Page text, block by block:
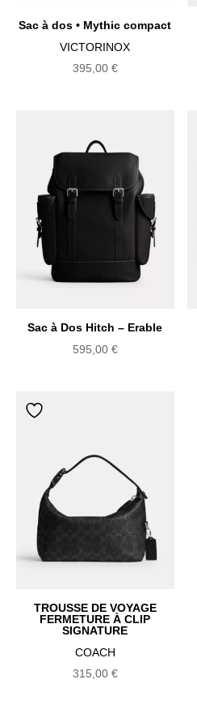
Sac à dos • Mythic compact
VICTORINOX
395,00 €
Sac à Dos Hitch – Erable
595,00 €
TROUSSE DE VOYAGE
FERMETURE À CLIP
SIGNATURE
COACH
315,00 €